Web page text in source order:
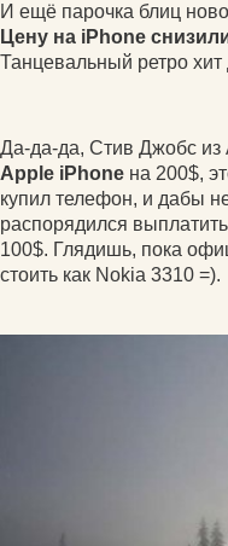
И ещё парочка блиц
Цену на iPhone
Танцевальный ретро
Да-да-да, Стив Джобс из
Apple iPhone на 200$,
купил телефон, и дабы
распорядился
100$. Глядишь, пока
стоить как Nokia 3310 =).